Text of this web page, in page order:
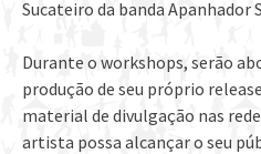
Sucateiro da banda Apanhador
Durante o workshops, serão
produção de seu próprio
material de divulgação nas
artista possa alcançar o seu